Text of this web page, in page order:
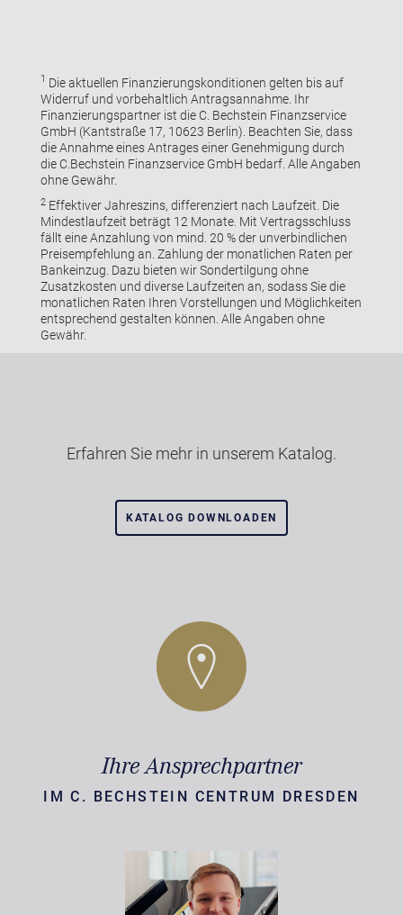
1 Die aktuellen Finanzierungskonditionen gelten bis auf
Widerruf und vorbehaltlich Antragsannahme. Ihr
Finanzierungspartner ist die C. Bechstein Finanzservice
GmbH (Kantstraße 17, 10623 Berlin). Beachten Sie, dass
die Annahme eines Antrages einer Genehmigung durch
die C.Bechstein Finanzservice GmbH bedarf. Alle Angaben
ohne Gewähr.
2Effektiver Jahreszins, differenziert nach Laufzeit. Die
Mindestlaufzeit beträgt 12 Monate. Mit Vertragsschluss
fällt eine Anzahlung von mind. 20 % der unverbindlichen
Preisempfehlung an. Zahlung der monatlichen Raten per
Bankeinzug. Dazu bieten wir Sondertilgung ohne
Zusatzkosten und diverse Laufzeiten an, sodass Sie die
monatlichen Raten Ihren Vorstellungen und Möglichkeiten
entsprechend gestalten können. Alle Angaben ohne
Gewähr.
Erfahren Sie mehr in unserem Katalog.
KATALOG DOWNLOADEN
Ihre Ansprechpartner
IM C. BECHSTEIN CENTRUM DRESDEN